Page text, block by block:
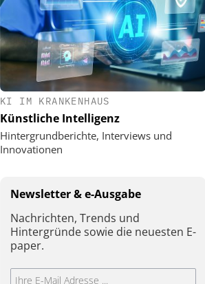
KI IM KRANKENHAUS
Künstliche Intelligenz
Hintergrundberichte, Interviews und
Innovationen
Newsletter & e-Ausgabe
Nachrichten, Trends und
Hintergründe sowie die neuesten E-
paper.